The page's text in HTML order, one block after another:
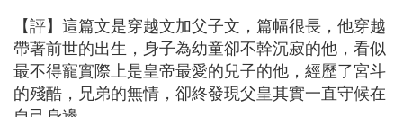
【評】這篇文是穿越文加父子文，篇幅很長，他穿越
帶著前世的出生，身子為幼童卻不幹沉寂的他，看似
最不得寵實際上是皇帝最愛的兒子的他，經歷了宮斗
的殘酷，兄弟的無情，卻終發現父皇其實一直守候在